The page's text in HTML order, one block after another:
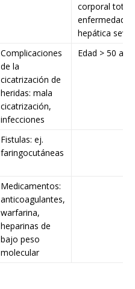
corporal total,
enfermedad
hepática
Complicaciones
de la
cicatrización de
heridas: mala
cicatrización,
infecciones
Edad > 50
Fistulas: ej.
faringocutáneas
Medicamentos:
anticoagulantes,
warfarina,
heparinas de
bajo peso
molecular